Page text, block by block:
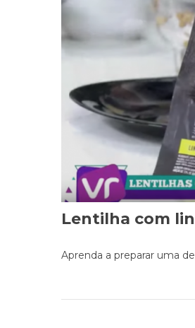
Lentilha com
Aprenda a preparar uma